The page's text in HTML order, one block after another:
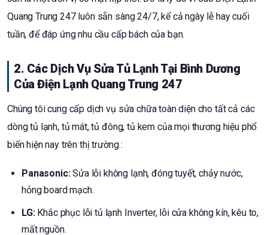
Quang Trung 247 luôn sẵn sàng 24/7, kể cả ngày lễ hay cuối
tuần, để đáp ứng nhu cầu cấp bách của bạn.
2. Các Dịch Vụ Sửa Tủ Lạnh Tại Bình Dương
Của Điện Lạnh Quang Trung 247
Chúng tôi cung cấp dịch vụ sửa chữa toàn diện cho tất cả các
dòng tủ lạnh, tủ mát, tủ đông, tủ kem của mọi thương hiệu phổ
biến hiện nay trên thị trường :
Panasonic:Sửa lỗi không lạnh, đóng tuyết, chảy nước,
hỏng board mạch.
LG:Khắc phục lỗi tủ lạnh Inverter, lỗi cửa không kín, kêu to,
mất nguồn.